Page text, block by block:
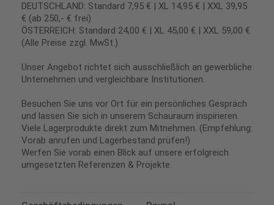
DEUTSCHLAND: Standard 7,95 € | XL 14,95 € | XXL 39,95
€ (ab 250,- € frei)
ÖSTERREICH: Standard 24,00 € | XL 45,00 € | XXL 59,00 €
(Alle Preise zzgl. MwSt.)
Unser Angebot richtet sich ausschließlich an gewerbliche
Unternehmen und vergleichbare Institutionen.
Besuchen Sie uns vor Ort für ein persönliches Gespräch
und lassen Sie sich in unserem Schauraum inspirieren.
Viele Lagerprodukte direkt zum Mitnehmen. (Empfehlung:
Vorab anrufen und Lagerbestand prüfen!)
Werfen Sie vorab einen Blick auf unsere erfolgreich
umgesetzten Referenzen & Projekte.